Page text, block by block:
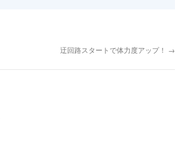
迂回路スタートで体力度アップ！ →